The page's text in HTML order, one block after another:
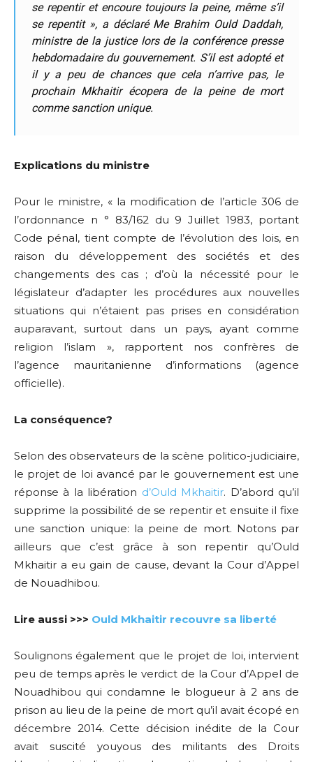
se repentir et encoure toujours la peine, même s’il
se repentit », a déclaré Me Brahim Ould Daddah,
ministre de la justice lors de la conférence presse
hebdomadaire du gouvernement. S’il est adopté et
il y a peu de chances que cela n’arrive pas, le
prochain Mkhaitir écopera de la peine de mort
comme sanction unique.
Explications du ministre
Pour le ministre, « la modification de l’article 306 de
l’ordonnance n ° 83/162 du 9 Juillet 1983, portant
Code pénal, tient compte de l’évolution des lois, en
raison du développement des sociétés et des
changements des cas ; d’où la nécessité pour le
législateur d’adapter les procédures aux nouvelles
situations qui n’étaient pas prises en considération
auparavant, surtout dans un pays, ayant comme
religion l’islam », rapportent nos confrères de
l’agence mauritanienne d’informations (agence
officielle).
La conséquence?
Selon des observateurs de la scène politico-judiciaire,
le projet de loi avancé par le gouvernement est une
réponse à la libération d’Ould Mkhaitir. D’abord qu’il
supprime la possibilité de se repentir et ensuite il fixe
une sanction unique: la peine de mort. Notons par
ailleurs que c’est grâce à son repentir qu’Ould
Mkhaitir a eu gain de cause, devant la Cour d’Appel
de Nouadhibou.
Lire aussi >>> Ould Mkhaitir recouvre sa liberté
Soulignons également que le projet de loi, intervient
peu de temps après le verdict de la Cour d’Appel de
Nouadhibou qui condamne le blogueur à 2 ans de
prison au lieu de la peine de mort qu’il avait écopé en
décembre 2014. Cette décision inédite de la Cour
avait suscité youyous des militants des Droits